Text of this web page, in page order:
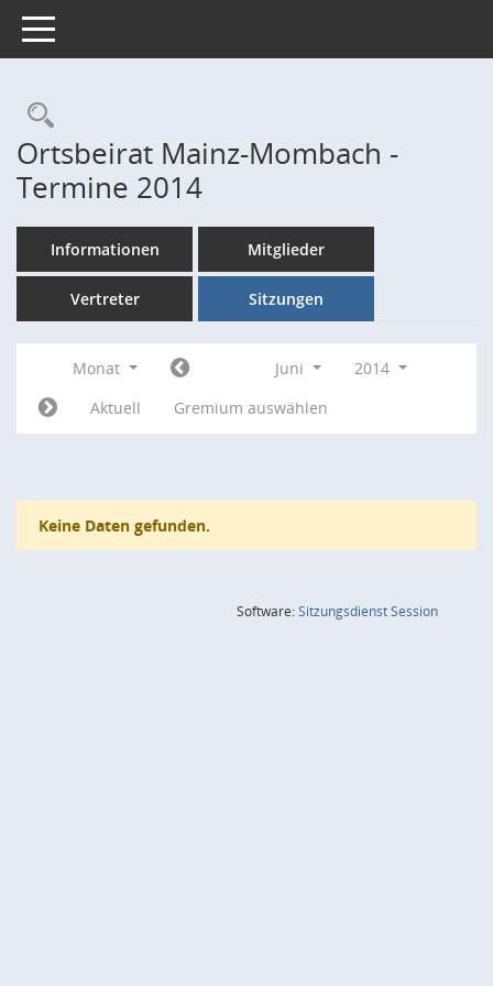
Toggle navigation
Rechercheauswahl
Ortsbeirat Mainz-Mombach -
Termine 2014
Informationen Mitglieder
Vertreter Sitzungen
Monat Juni
2014
Aktuell
Gremium auswählen
Keine Daten gefunden.
Software:SitzungsdienstSession(Wird in